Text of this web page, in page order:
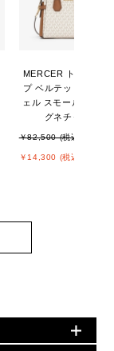
MERCER トップジッ
プ ベルテッド サッチ
ェル スモール - MKシ
グネチャー
￥82,500 (税込)
￥14,300 (税込)